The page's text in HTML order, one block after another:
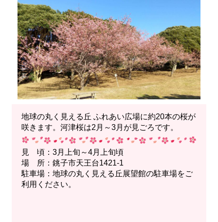
地球の丸く見える丘 ふれあい広場に約20本の桜が
咲きます。河津桜は2月～3月が見ごろです。
見 頃：3月上旬～4月上旬頃
場 所：銚子市天王台1421-1
駐車場：地球の丸く見える丘展望館の駐車場をご
利用ください。